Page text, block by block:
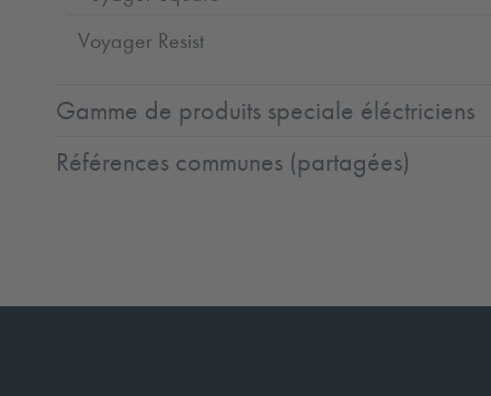
Voyager Resist
Gamme de produits speciale éléctriciens
Références communes (partagées)